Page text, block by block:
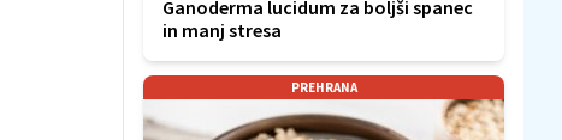
Ganoderma lucidum za boljši spanec
in manj stresa
PREHRANA